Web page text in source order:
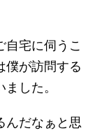
自宅に伺うこ
僕が訪問する
した。
んだなぁと思